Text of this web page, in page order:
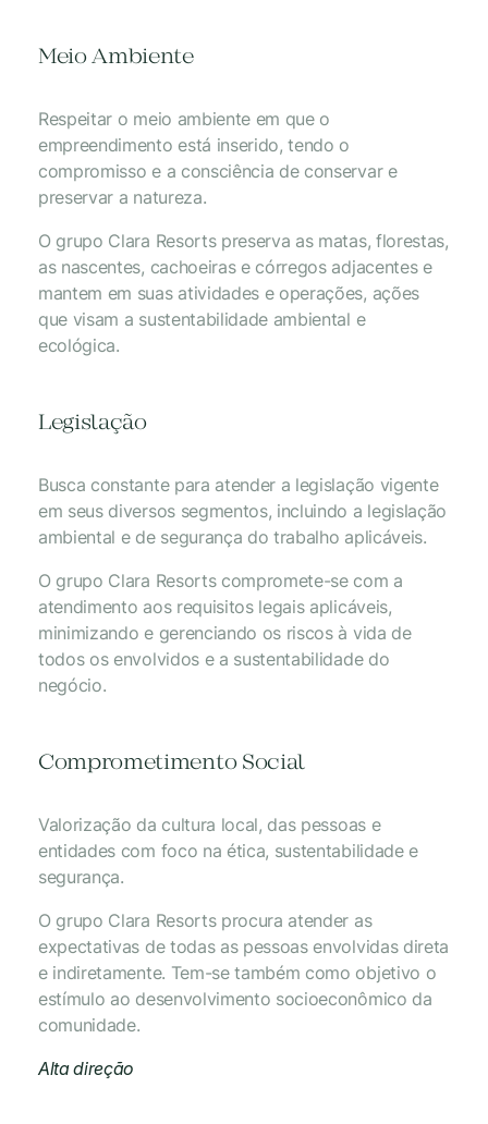
Meio Ambiente
Respeitar o meio ambiente em que o
empreendimento está inserido, tendo o
compromisso e a consciência de conservar e
preservar a natureza.
O grupo Clara Resorts preserva as matas, florestas,
as nascentes, cachoeiras e córregos adjacentes e
mantem em suas atividades e operações, ações
que visam a sustentabilidade ambiental e
ecológica.
Legislação
Busca constante para atender a legislação vigente
em seus diversos segmentos, incluindo a legislação
ambiental e de segurança do trabalho aplicáveis.
O grupo Clara Resorts compromete-se com a
atendimento aos requisitos legais aplicáveis,
minimizando e gerenciando os riscos à vida de
todos os envolvidos e a sustentabilidade do
negócio.
Comprometimento Social
Valorização da cultura local, das pessoas e
entidades com foco na ética, sustentabilidade e
segurança.
O grupo Clara Resorts procura atender as
expectativas de todas as pessoas envolvidas direta
e indiretamente. Tem-se também como objetivo o
estímulo ao desenvolvimento socioeconômico da
comunidade.
Alta direção